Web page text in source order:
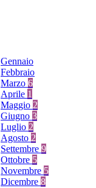
Gennaio
Febbraio
Marzo 6
Aprile 1
Maggio 2
Giugno 3
Luglio 2
Agosto 2
Settembre 9
Ottobre 5
Novembre 5
Dicembre 8